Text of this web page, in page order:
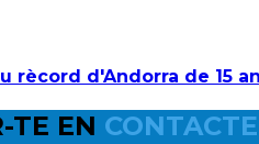
rècord d'Andorra de 15
TE EN CONTACTE